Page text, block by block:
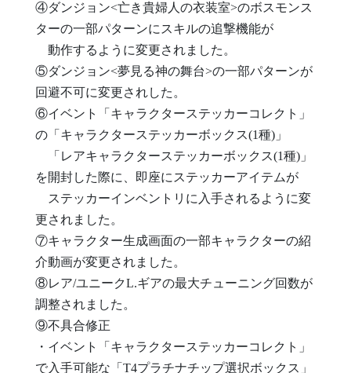
④ダンジョン<亡き貴婦人の衣装室>のボスモンス
ターの一部パターンにスキルの追撃機能が
動作するように変更されました。
⑤ダンジョン<夢見る神の舞台>の一部パターンが
回避不可に変更されした。
⑥イベント「キャラクターステッカーコレクト」
の「キャラクターステッカーボックス(1種)」
「レアキャラクターステッカーボックス(1種)」
を開封した際に、即座にステッカーアイテムが
ステッカーインベントリに入手されるように変
更されました。
⑦キャラクター生成画面の一部キャラクターの紹
介動画が変更されました。
⑧レア/ユニークL.ギアの最大チューニング回数が
調整されました。
⑨不具合修正
・イベント「キャラクターステッカーコレクト」
で入手可能な「T4プラチナチップ選択ボックス」